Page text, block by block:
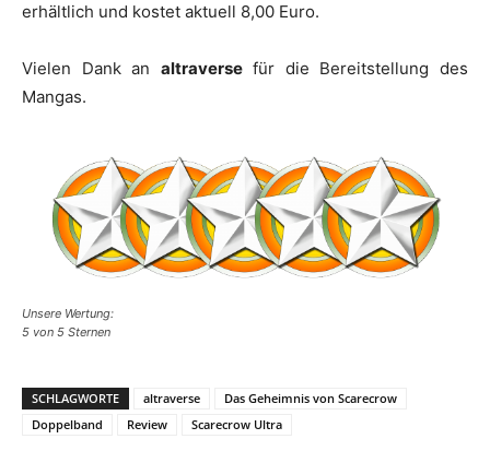
erhältlich und kostet aktuell 8,00 Euro.
Vielen Dank an altraversefür die Bereitstellung des
Mangas.
Unsere Wertung:
5 von 5 Sternen
SCHLAGWORTE altraverse
Das Geheimnis von Scarecrow
Doppelband
Review Scarecrow Ultra